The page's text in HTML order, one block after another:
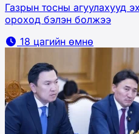
Газрын тосны агуулахууд
ороход бэлэн болжээ
18 цагийн өмнө